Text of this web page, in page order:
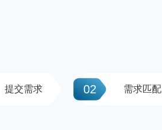
提交需求 02 需求匹配